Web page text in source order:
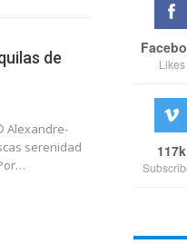
de
Alexandre-
serenidad
…
Likes
117k